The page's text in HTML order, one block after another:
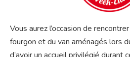
Vous aurez l’occasion de
fourgon et du van aménagés lors